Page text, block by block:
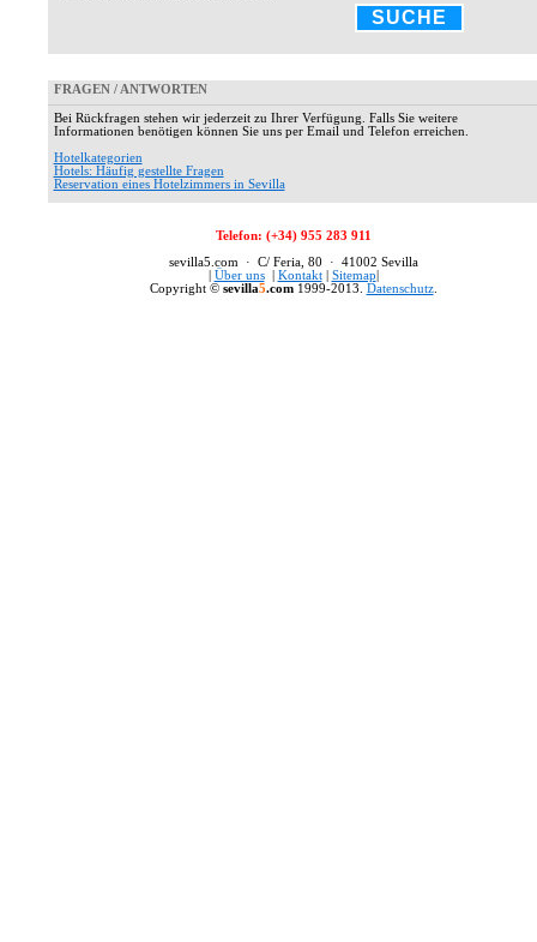
SUCHE
FRAGEN / ANTWORTEN
Bei Rückfragen stehen wir jederzeit zu Ihrer Verfügung. Falls Sie weitere
Informationen benötigen können Sie uns per Email und Telefon erreichen.
Hotelkategorien
Hotels: Häufig gestellte Fragen
Reservation eines Hotelzimmers in Sevilla
Telefon: (+34) 955 283 911
sevilla5.com · C/ Feria, 80 · 41002 Sevilla
Über uns| Kontakt| Sitemap
Copyright © sevilla5.com1999-2013. Datenschutz.